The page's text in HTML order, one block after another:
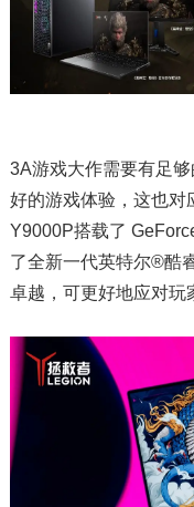
3A游戏大作需要有足
好的游戏体验，这也对
Y9000P搭载了
了全新一代英特尔®酷
卓越，可更好地应对玩